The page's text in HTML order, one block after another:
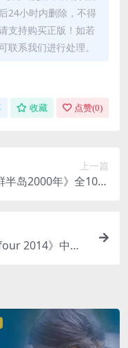
24小时内删除，不得
支持购买正版！如若
联系我们进行处理。
收藏 点赞(0)
上一篇
岛2000年》全10集
2014》中英